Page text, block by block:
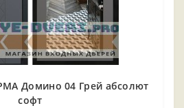
Домино 04 Грей абсолют
софт